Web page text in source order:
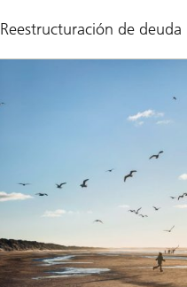
Reestructuración de deuda